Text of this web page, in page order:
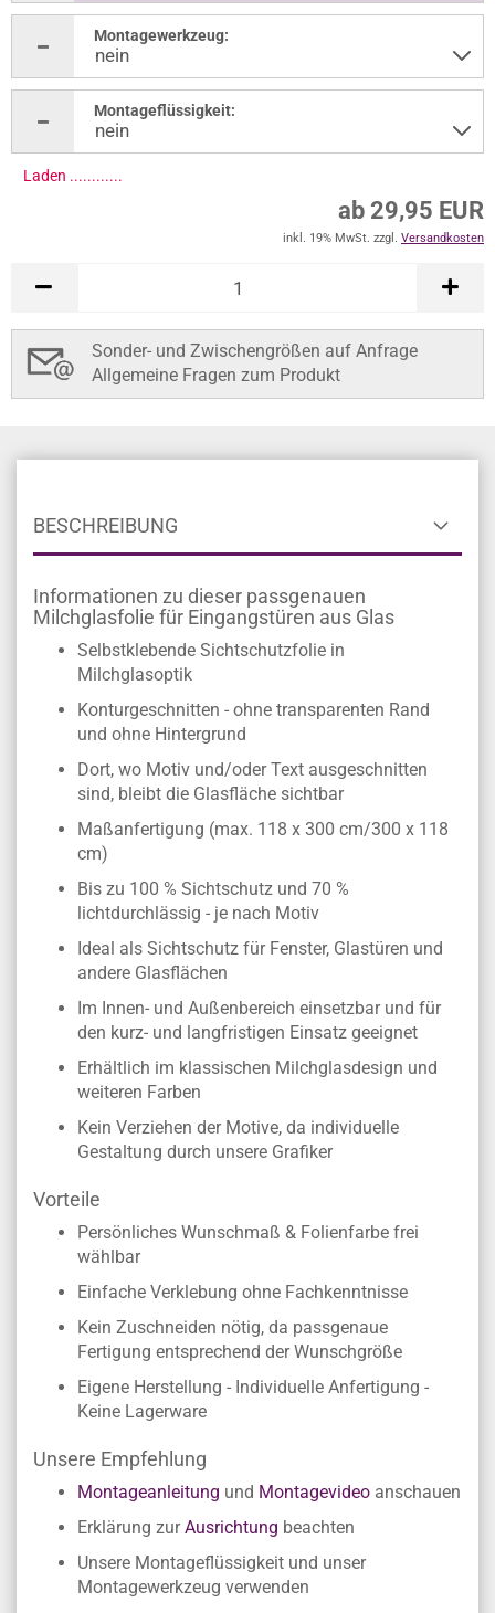
Montagewerkzeug:
Montageflüssigkeit:
Laden .............
ab 29,95 EUR
inkl. 19% MwSt. zzgl. Versandkosten
Sonder- und Zwischengrößen auf Anfrage
Allgemeine Fragen zum Produkt
BESCHREIBUNG
Informationen zu dieser passgenauen
Milchglasfolie für Eingangstüren aus Glas
Selbstklebende Sichtschutzfolie in
Milchglasoptik
Konturgeschnitten - ohne transparenten Rand
und ohne Hintergrund
Dort, wo Motiv und/oder Text ausgeschnitten
sind, bleibt die Glasfläche sichtbar
Maßanfertigung (max. 118 x 300 cm/300 x 118
cm)
Bis zu 100 % Sichtschutz und 70 %
lichtdurchlässig - je nach Motiv
Ideal als Sichtschutz für Fenster, Glastüren und
andere Glasflächen
Im Innen- und Außenbereich einsetzbar und für
den kurz- und langfristigen Einsatz geeignet
Erhältlich im klassischen Milchglasdesign und
weiteren Farben
Kein Verziehen der Motive, da individuelle
Gestaltung durch unsere Grafiker
Vorteile
Persönliches Wunschmaß & Folienfarbe frei
wählbar
Einfache Verklebung ohne Fachkenntnisse
Kein Zuschneiden nötig, da passgenaue
Fertigung entsprechend der Wunschgröße
Eigene Herstellung - Individuelle Anfertigung -
Keine Lagerware
Unsere Empfehlung
Montageanleitung und Montagevideo anschauen
Erklärung zurAusrichtung beachten
Unsere Montageflüssigkeit und unser
Montagewerkzeug verwenden